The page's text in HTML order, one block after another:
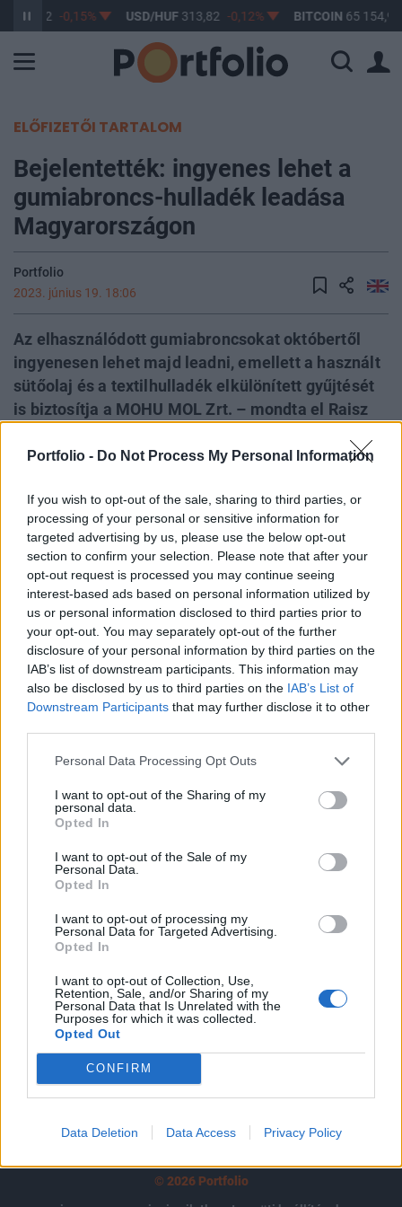
Portfolio - Do Not Process My Personal Information
If you wish to opt-out of the sale, sharing to third parties, or
processing of your personal or sensitive information for
targeted advertising by us, please use the below opt-out
section to confirm your selection. Please note that after your
opt-out request is processed you may continue seeing
interest-based ads based on personal information utilized by
us or personal information disclosed to third parties prior to
your opt-out. You may separately opt-out of the further
disclosure of your personal information by third parties on the
IAB’s list of downstream participants. This information may
also be disclosed by us to third parties on the IAB’s List of
Downstream Participants that may further disclose it to other
Personal Data Processing Opt Outs
I want to opt-out of the Sharing of my
personal data.
Opted In
I want to opt-out of the Sale of my
Personal Data.
Opted In
I want to opt-out of processing my
Personal Data for Targeted Advertising.
Opted In
I want to opt-out of Collection, Use,
Retention, Sale, and/or Sharing of my
Personal Data that Is Unrelated with the
Purposes for which it was collected.
Opted Out
CONFIRM
Data Deletion Data Access Privacy Policy
362,62 -0,15% USD/HUF 313,82 -0,12% BITCOIN 65 154,94
ELŐFIZETŐI TARTALOM
Bejelentették: ingyenes lehet a
gumiabroncs-hulladék leadása
Magyarországon
Portfolio
2023. június 19. 18:06
Az elhasználódott gumiabroncsokat októbertől
ingyenesen lehet majd leadni, emellett a használt
sütőolaj és a textilhulladék elkülönített gyűjtését
is biztosítja a MOHU MOL Zrt. – mondta el Raisz
gazdaságért felelős államtitkár annak kapcsán,
bocsájtotta az egyes termékáramokra vonatkozó
kormányrendelet tervezetét.
Az államtitkár emlékeztetett, hogy júliustól az egész
országban új hulladékgazdálkodási rendszert vezetnek be,
amelyben az állam helyett a MOHU MOL Zrt. fogja végezni
a hulladékgazdálkodást. Az új rendszerrel együtt Brüsszel
elvárásainak megfelelően elindul az új, kiterjesztett gyártói
felelősségi rendszer is, amelyben a környezetszennyező
termékek gyártóinak „a szennyező...
KEDVES OLVASÓNK!
tartozik, melynek olvasása előfizetéses
regisztrációhoz kötött.
Az előfizetés a következőket tartalmazza:
Portfolio.hu teljes cikkarchívum
kötéslistái
Előfizetés
MÁR ELŐFIZETŐNK VAGY?
© 2026 Portfolio